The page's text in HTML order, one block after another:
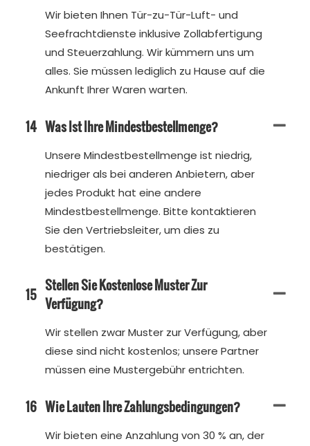
Wir bieten Ihnen Tür-zu-Tür-Luft- und
Seefrachtdienste inklusive Zollabfertigung
und Steuerzahlung. Wir kümmern uns um
alles. Sie müssen lediglich zu Hause auf die
Ankunft Ihrer Waren warten.
14 Was Ist Ihre Mindestbestellmenge?
Unsere Mindestbestellmenge ist niedrig,
niedriger als bei anderen Anbietern, aber
jedes Produkt hat eine andere
Mindestbestellmenge. Bitte kontaktieren
Sie den Vertriebsleiter, um dies zu
bestätigen.
15 Stellen Sie Kostenlose Muster Zur
Verfügung?
Wir stellen zwar Muster zur Verfügung, aber
diese sind nicht kostenlos; unsere Partner
müssen eine Mustergebühr entrichten.
16 Wie Lauten Ihre Zahlungsbedingungen?
Wir bieten eine Anzahlung von 30 % an, der